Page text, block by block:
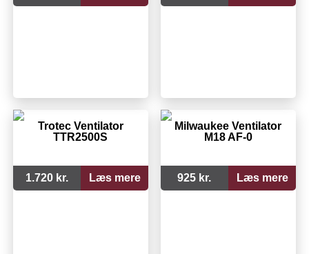
Trotec Ventilator
TTR2500S
1.720 kr. Læs mere
Milwaukee Ventilator
M18 AF-0
925 kr. Læs mere